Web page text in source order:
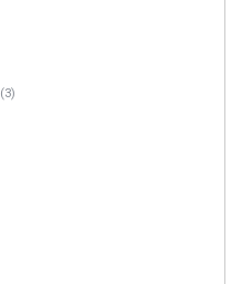
(3)